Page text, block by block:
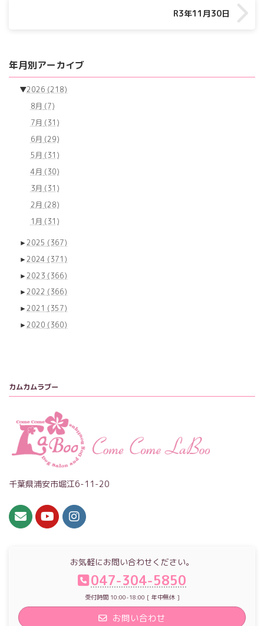
R3年11月30日
年月別アーカイブ
▼2026 (218)
8月 (7)
7月 (31)
6月 (29)
5月 (31)
4月 (30)
3月 (31)
2月 (28)
1月 (31)
►2025 (367)
►2024 (371)
►2023 (366)
►2022 (366)
►2021 (357)
►2020 (360)
カムカムラブー
千葉県浦安市堀江6-11-20
お気軽にお問い合わせください。
047-304-5850
受付時間 10:00-18:00 [ 年中無休 ]
お問い合わせ